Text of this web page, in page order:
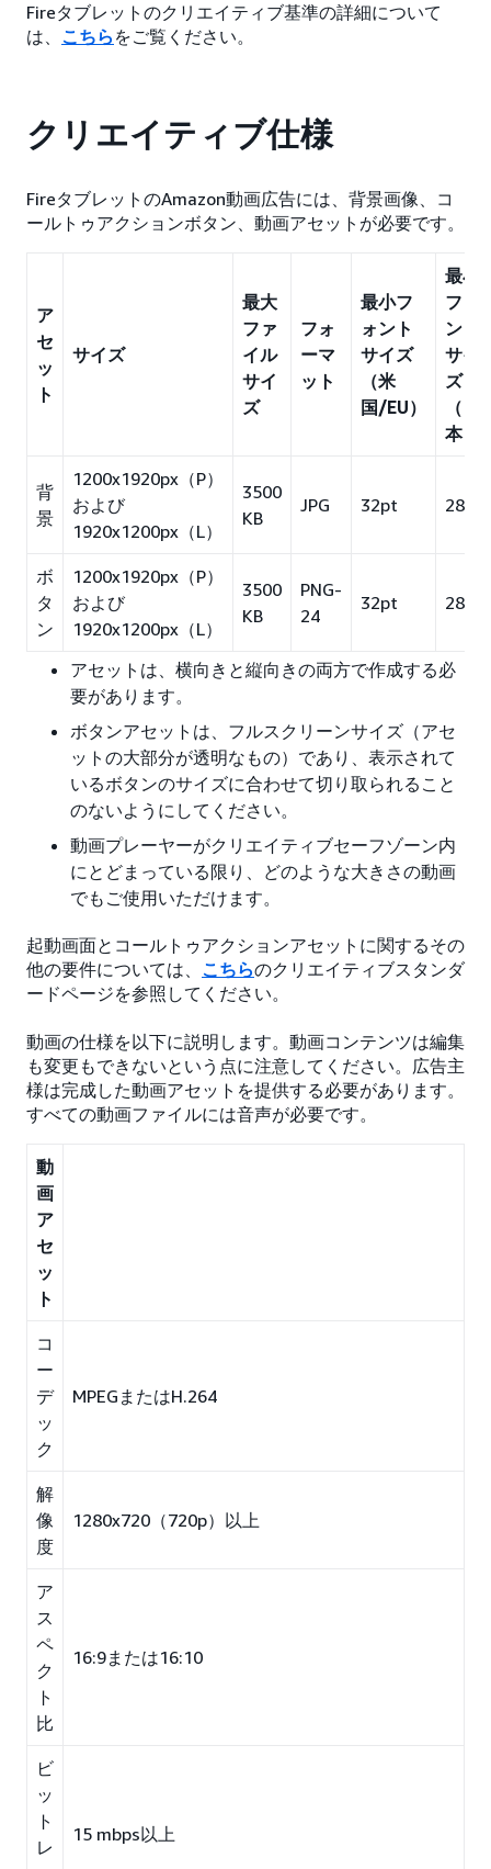
Fireタブレットのクリエイティブ基準の詳細について
は、 こちら をご覧ください。
クリエイティブ仕様
FireタブレットのAmazon動画広告には、背景画像、コ
ールトゥアクションボタン、動画アセットが必要です。
ア
セ
ッ
ト
サイズ
最大
ファ
イル
サイ
ズ
フォ
ーマ
ット
最小フ
ォント
サイズ
（米
国/EU）
最小
フォ
ント
サイ
ズ
（日
本）
背
景
1200x1920px（P）
および
1920x1200px（L）
3500
KB
JPG 32pt 28pt
ボ
タ
ン
1200x1920px（P）
および
1920x1200px（L）
3500
KB
PNG-
24
32pt 28pt
アセットは、横向きと縦向きの両方で作成する必
要があります。
ボタンアセットは、フルスクリーンサイズ（アセ
ットの大部分が透明なもの）であり、表示されて
いるボタンのサイズに合わせて切り取られること
のないようにしてください。
動画プレーヤーがクリエイティブセーフゾーン内
にとどまっている限り、どのような大きさの動画
でもご使用いただけます。
起動画面とコールトゥアクションアセットに関するその
他の要件については、 こちらのクリエイティブスタンダ
ードページを参照してください。
動画の仕様を以下に説明します。動画コンテンツは編集
も変更もできないという点に注意してください。広告主
様は完成した動画アセットを提供する必要があります。
すべての動画ファイルには音声が必要です。
動
画
ア
セ
ッ
ト
コ
ー
デ
ッ
ク
MPEGまたはH.264
解
像
度
1280x720（720p）以上
ア
ス
ペ
ク
ト
比
16:9または16:10
ビ
ッ
ト
レ
15 mbps以上